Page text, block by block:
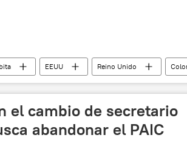
EEUU Reino Unido
Mike Pompeo
CIA
el cambio de secretario
abandonar el PAIC